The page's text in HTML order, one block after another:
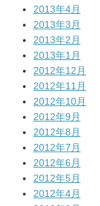
2013年4月
2013年3月
2013年2月
2013年1月
2012年12月
2012年11月
2012年10月
2012年9月
2012年8月
2012年7月
2012年6月
2012年5月
2012年4月